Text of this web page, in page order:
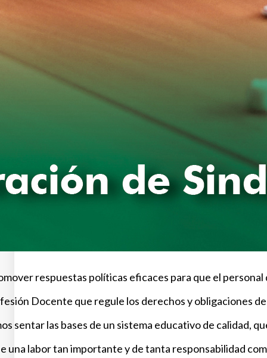
respuestas políticas eficaces para que el
Docente que regule los derechos y
las bases de un sistema educativo de
labor tan importante y de tanta responsabilidad